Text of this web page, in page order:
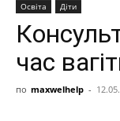
Освіта Діти
час
по maxwelhelp -